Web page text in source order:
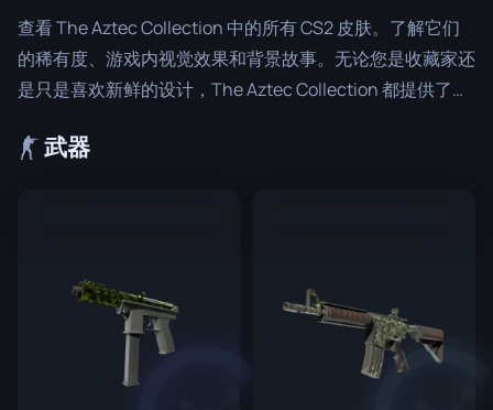
查看 The Aztec Collection 中的所有 CS2 皮肤。了解它们
的稀有度、游戏内视觉效果和背景故事。无论您是收藏家还
是只是喜欢新鲜的设计，The Aztec Collection 都提供了一
武器